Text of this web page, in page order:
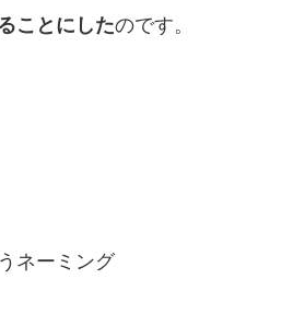
ことにしたのです。
ネーミング